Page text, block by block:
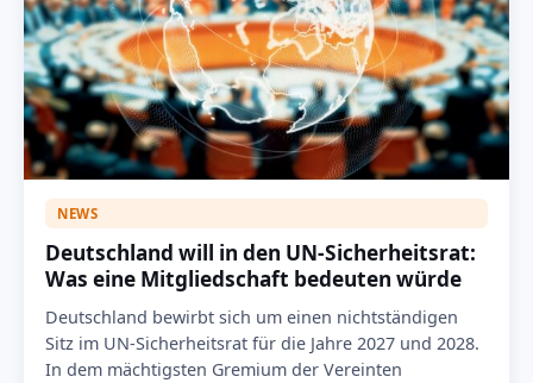
NEWS
Deutschland will in den UN-Sicherheitsrat:
Was eine Mitgliedschaft bedeuten würde
Deutschland bewirbt sich um einen nichtständigen
Sitz im UN-Sicherheitsrat für die Jahre 2027 und 2028.
In dem mächtigsten Gremium der Vereinten